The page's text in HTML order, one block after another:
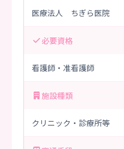
医療法人 ちぎら医院
必要資格
看護師・准看護師
施設種類
クリニック・診療所等